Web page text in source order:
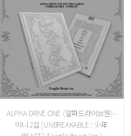
ALPHA DRIVE ONE (알파드라이브원) -
미니 2집 [ UNBREAKABLE : 少年